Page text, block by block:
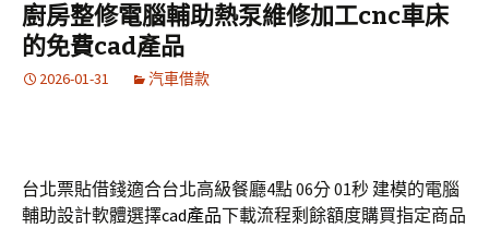
廚房整修電腦輔助熱泵維修加工cnc車床
的免費cad產品
2026-01-31 汽車借款
台北票貼借錢適合台北高級餐廳4點 06分 01秒 建模的電腦
輔助設計軟體選擇cad產品下載流程剩餘額度購買指定商品